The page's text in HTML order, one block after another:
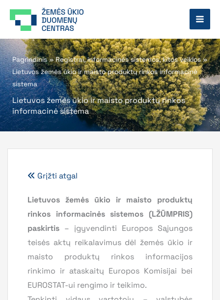
prie
Pagrindinis»Registrai, informacinės sistemos, kitos veiklos»
Lietuvos žemės ūkio ir maisto produktų rinkos informacinė
sistema
Lietuvos žemės ūkio ir maisto produktų rinkos
informacinė sistema
Grįžti atgal
Lietuvos žemės ūkio ir maisto produktų
rinkos informacinės sistemos (LŽŪMPRIS)
paskirtis – įgyvendinti Europos Sąjungos
teisės aktų reikalavimus dėl žemės ūkio ir
maisto produktų rinkos informacijos
rinkimo ir ataskaitų Europos Komisijai bei
EUROSTAT-ui rengimo ir teikimo.